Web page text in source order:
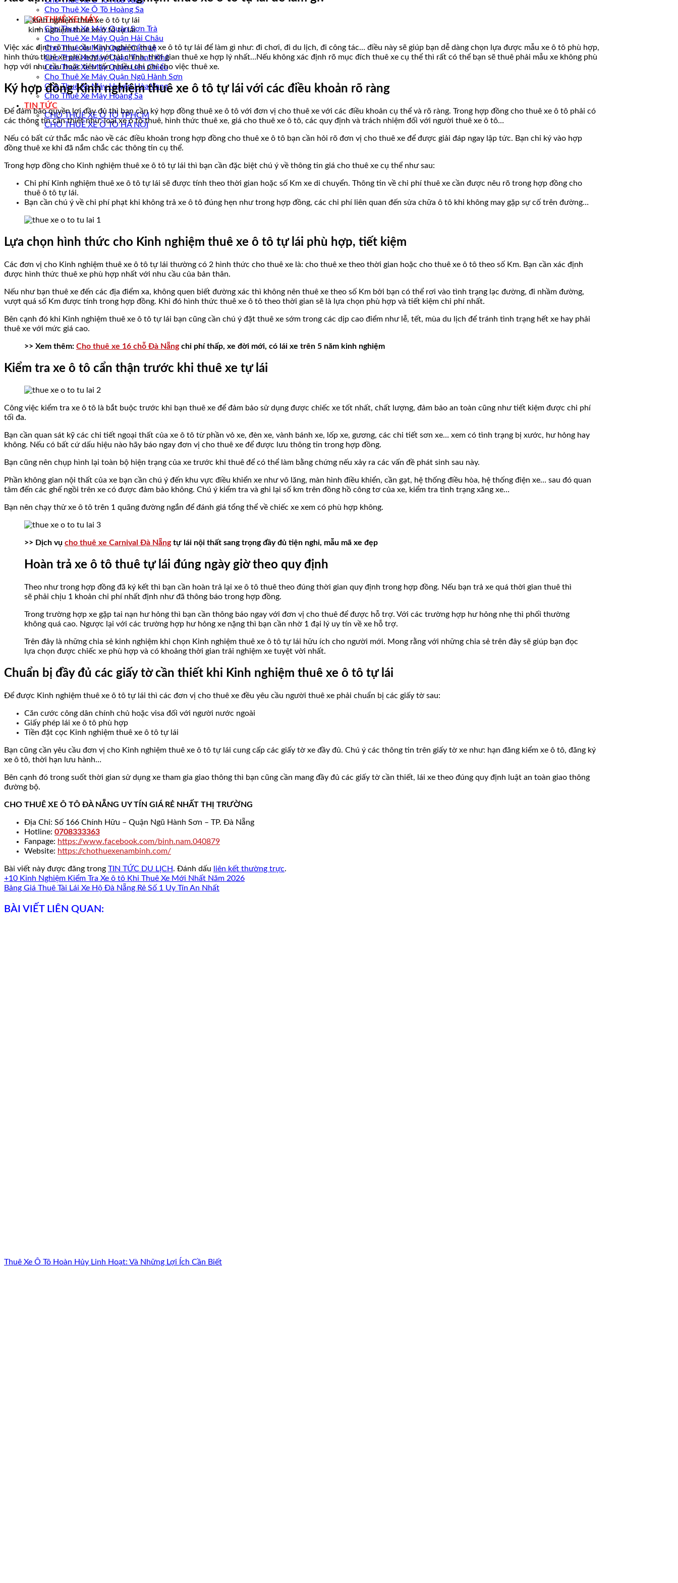
Cho Thuê Xe Ô Tô Hoàng Sa
CHO THUÊ XE MÁY
Cho Thuê Xe Máy Quận Sơn Trà
Cho Thuê Xe Máy Quận Hải Châu
Cho Thuê Xe Máy Quận Cẩm Lệ
Cho Thuê Xe Máy Quận Thanh Khê
Cho Thuê Xe Máy Quận Liên Chiểu
Cho Thuê Xe Máy Quận Ngũ Hành Sơn
Cho Thuê Xe Máy Huyện Hòa Vang
Cho Thuê Xe Máy Hoàng Sa
TIN TỨC
CHO THUÊ XE Ô TÔ TPHCM
CHO THUÊ XE Ô TÔ HÀ NỘI
kinh nghiệm thuê xe ô tô tự lái
Việc xác định rõ nhu cầu Kinh nghiệm thuê xe ô tô tự lái để làm gì như: đi chơi, đi du lịch, đi công tác… điều này sẽ giúp bạn dễ dàng chọn lựa được mẫu xe ô tô phù hợp,
hình thức thuê xe phù hợp với tài chính, thời gian thuê xe hợp lý nhất…Nếu không xác định rõ mục đích thuê xe cụ thể thì rất có thể bạn sẽ thuê phải mẫu xe không phù
hợp với nhu cầu hoặc tiêu tốn nhiều chi phí cho việc thuê xe.
Ký hợp đồng Kinh nghiệm thuê xe ô tô tự lái với các điều khoản rõ ràng
Để đảm bảo quyền lợi đầy đủ thì bạn cần ký hợp đồng thuê xe ô tô với đơn vị cho thuê xe với các điều khoản cụ thể và rõ ràng. Trong hợp đồng cho thuê xe ô tô phải có
các thông tin cần thiết như: loại xe ô tô thuê, hình thức thuê xe, giá cho thuê xe ô tô, các quy định và trách nhiệm đối với người thuê xe ô tô…
Nếu có bất cứ thắc mắc nào về các điều khoản trong hợp đồng cho thuê xe ô tô bạn cần hỏi rõ đơn vị cho thuê xe để được giải đáp ngay lập tức. Bạn chỉ ký vào hợp
đồng thuê xe khi đã nắm chắc các thông tin cụ thể.
Trong hợp đồng cho Kinh nghiệm thuê xe ô tô tự lái thì bạn cần đặc biệt chú ý về thông tin giá cho thuê xe cụ thể như sau:
Chi phí Kinh nghiệm thuê xe ô tô tự lái sẽ được tính theo thời gian hoặc số Km xe di chuyển. Thông tin về chi phí thuê xe cần được nêu rõ trong hợp đồng cho
thuê ô tô tự lái.
Bạn cần chú ý về chi phí phạt khi không trả xe ô tô đúng hẹn như trong hợp đồng, các chi phí liên quan đến sửa chữa ô tô khi không may gặp sự cố trên đường…
Lựa chọn hình thức cho Kinh nghiệm thuê xe ô tô tự lái phù hợp, tiết kiệm
Các đơn vị cho Kinh nghiệm thuê xe ô tô tự lái thường có 2 hình thức cho thuê xe là: cho thuê xe theo thời gian hoặc cho thuê xe ô tô theo số Km. Bạn cần xác định
được hình thức thuê xe phù hợp nhất với nhu cầu của bản thân.
Nếu như bạn thuê xe đến các địa điểm xa, không quen biết đường xác thì không nên thuê xe theo số Km bởi bạn có thể rơi vào tình trạng lạc đường, đi nhầm đường,
vượt quá số Km được tính trong hợp đồng. Khi đó hình thức thuê xe ô tô theo thời gian sẽ là lựa chọn phù hợp và tiết kiệm chi phí nhất.
Bên cạnh đó khi Kinh nghiệm thuê xe ô tô tự lái bạn cũng cần chú ý đặt thuê xe sớm trong các dịp cao điểm như lễ, tết, mùa du lịch để tránh tình trạng hết xe hay phải
thuê xe với mức giá cao.
>> Xem thêm: Cho thuê xe 16 chỗ Đà Nẵngchi phí thấp, xe đời mới, có lái xe trên 5 năm kinh nghiệm
Kiểm tra xe ô tô cẩn thận trước khi thuê xe tự lái
Công việc kiểm tra xe ô tô là bắt buộc trước khi bạn thuê xe để đảm bảo sử dụng được chiếc xe tốt nhất, chất lượng, đảm bảo an toàn cũng như tiết kiệm được chi phí
tối đa.
Bạn cần quan sát kỹ các chi tiết ngoại thất của xe ô tô từ phần vỏ xe, đèn xe, vành bánh xe, lốp xe, gương, các chi tiết sơn xe… xem có tình trạng bị xước, hư hỏng hay
không. Nếu có bất cứ dấu hiệu nào hãy báo ngay đơn vị cho thuê xe để được lưu thông tin trong hợp đồng.
Bạn cũng nên chụp hình lại toàn bộ hiện trạng của xe trước khi thuê để có thể làm bằng chứng nếu xảy ra các vấn đề phát sinh sau này.
Phần không gian nội thất của xe bạn cần chú ý đến khu vực điều khiển xe như vô lăng, màn hình điều khiển, cần gạt, hệ thống điều hòa, hệ thống điện xe… sau đó quan
tâm đến các ghế ngồi trên xe có được đảm bảo không. Chú ý kiểm tra và ghi lại số km trên đồng hồ công tơ của xe, kiểm tra tình trạng xăng xe…
Bạn nên chạy thử xe ô tô trên 1 quãng đường ngắn để đánh giá tổng thể về chiếc xe xem có phù hợp không.
>> Dịch vụ cho thuê xe Carnival Đà Nẵngtự lái nội thất sang trọng đầy đủ tiện nghi, mẫu mã xe đẹp
Hoàn trả xe ô tô thuê tự lái đúng ngày giờ theo quy định
Theo như trong hợp đồng đã ký kết thì bạn cần hoàn trả lại xe ô tô thuê theo đúng thời gian quy định trong hợp đồng. Nếu bạn trả xe quá thời gian thuê thì
sẽ phải chịu 1 khoản chi phí nhất định như đã thông báo trong hợp đồng.
Trong trường hợp xe gặp tai nạn hư hỏng thì bạn cần thông báo ngay với đơn vị cho thuê để được hỗ trợ. Với các trường hợp hư hỏng nhẹ thì phối thường
không quá cao. Ngược lại với các trường hợp hư hỏng xe nặng thì bạn cần nhờ 1 đại lý uy tín về xe hỗ trợ.
Trên đây là những chia sẻ kinh nghiệm khi chọn Kinh nghiệm thuê xe ô tô tự lái hữu ích cho người mới. Mong rằng với những chia sẻ trên đây sẽ giúp bạn đọc
lựa chọn được chiếc xe phù hợp và có khoảng thời gian trải nghiệm xe tuyệt vời nhất.
Chuẩn bị đầy đủ các giấy tờ cần thiết khi Kinh nghiệm thuê xe ô tô tự lái
Để được Kinh nghiệm thuê xe ô tô tự lái thì các đơn vị cho thuê xe đều yêu cầu người thuê xe phải chuẩn bị các giấy tờ sau:
Căn cước công dân chính chủ hoặc visa đối với người nước ngoài
Giấy phép lái xe ô tô phù hợp
Tiền đặt cọc Kinh nghiệm thuê xe ô tô tự lái
Bạn cũng cần yêu cầu đơn vị cho Kinh nghiệm thuê xe ô tô tự lái cung cấp các giấy tờ xe đầy đủ. Chú ý các thông tin trên giấy tờ xe như: hạn đăng kiểm xe ô tô, đăng ký
xe ô tô, thời hạn lưu hành…
Bên cạnh đó trong suốt thời gian sử dụng xe tham gia giao thông thì bạn cũng cần mang đầy đủ các giấy tờ cần thiết, lái xe theo đúng quy định luật an toàn giao thông
đường bộ.
CHO THUÊ XE Ô TÔ ĐÀ NẴNG UY TÍN GIÁ RẺ NHẤT THỊ TRƯỜNG
Địa Chỉ: Số 166 Chính Hữu – Quận Ngũ Hành Sơn – TP. Đà Nẵng
Hotline: 0708333363
Fanpage: https://www.facebook.com/binh.nam.040879
Website: https://chothuexenambinh.com/
Bài viết này được đăng trong TIN TỨC DU LỊCH. Đánh dấu liên kết thường trực.
+10 Kinh Nghiệm Kiểm Tra Xe ô tô Khi Thuê Xe Mới Nhất Năm 2026
Bảng Giá Thuê Tài Lái Xe Hộ Đà Nẵng Rẻ Số 1 Uy Tín An Nhất
BÀI VIẾT LIÊN QUAN:
Thuê Xe Ô Tô Hoàn Hủy Linh Hoạt: Và Những Lợi Ích Cần Biết